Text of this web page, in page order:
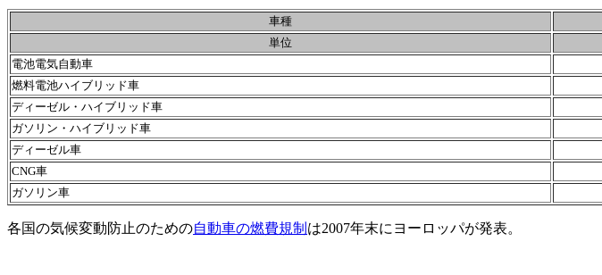
車種
単位
電池電気自動車
燃料電池ハイブリッド車
ディーゼル・ハイブリッド車
ガソリン・ハイブリッド車
ディーゼル車
CNG車
ガソリン車
各国の気候変動防止のための自動車の燃費規制 は2007年末にヨーロッパが発表。